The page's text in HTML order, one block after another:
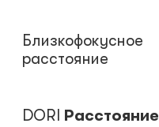
Близкофокусное
расстояние
DORI Расстояние